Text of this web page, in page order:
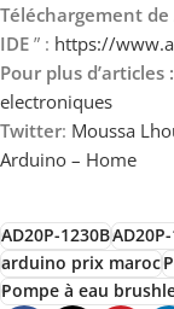
Téléchargement
IDE ” : https://
Pour plus d’articles :
electroniques
Twitter: Moussa
Arduino – Home
AD20P-1230B
arduino prix maroc
Pompe à eau